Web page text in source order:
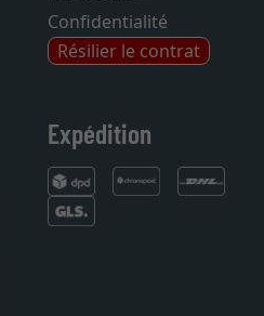
Rétractation
Confidentialité
Résilier le contrat
Expédition